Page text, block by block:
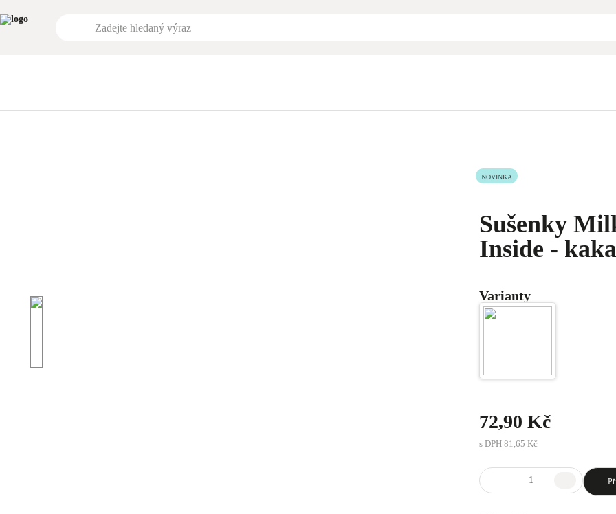
NOVINKA
Sušenky
Inside -
Varianty
72,90 Kč
s DPH 81,65 Kč